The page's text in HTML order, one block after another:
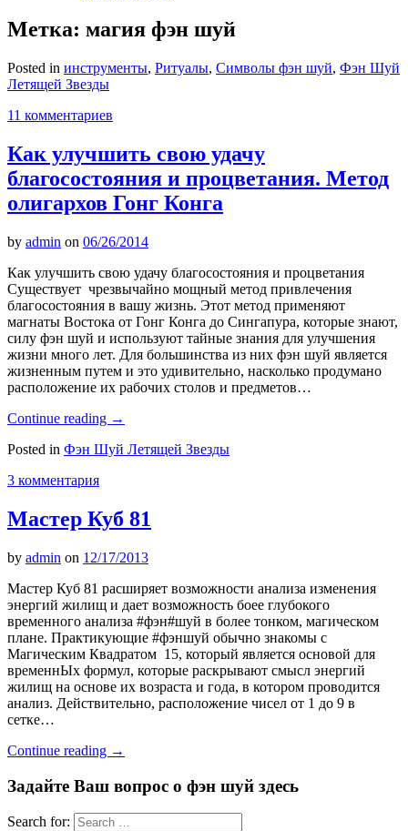
Метка: магия фэн шуй
Posted in инструменты, Ритуалы, Символы фэн шуй, Фэн Шуй
Летящей Звезды
11 комментариев
Как улучшить свою удачу
благосостояния и процветания. Метод
олигархов Гонг Конга
by admin on 06/26/2014
Как улучшить свою удачу благосостояния и процветания
Существует чрезвычайно мощный метод привлечения
благосостояния в вашу жизнь. Этот метод применяют
магнаты Востока от Гонг Конга до Сингапура, которые знают,
силу фэн шуй и используют тайные знания для улучшения
жизни много лет. Для большинства из них фэн шуй является
жизненным путем и это удивительно, насколько продумано
расположение их рабочих столов и предметов…
Continue reading →
Posted in Фэн Шуй Летящей Звезды
3 комментария
Мастер Куб 81
by admin on 12/17/2013
Мастер Куб 81 расширяет возможности анализа изменения
энергий жилищ и дает возможность боее глубокого
временного анализа #фэн#шуй в более тонком, магическом
плане. Практикующие #фэншуй обычно знакомы с
Магическим Квадратом 15, который является основой для
временнЫх формул, которые раскрывают смысл энергий
жилищ на основе их возраста и года, в котором проводится
анализ. Действительно, расположение чисел от 1 до 9 в
сетке…
Continue reading →
Задайте Ваш вопрос о фэн шуй здесь
Search for: